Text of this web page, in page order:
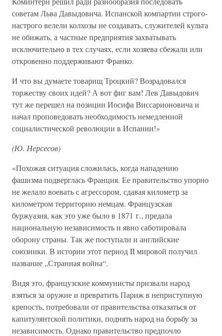
советам Льва Давыдовича. Испанской компартии строго-
настрого велели колхозы не создавать, служителей культа
не обижать, а частные предприятия захватывать
исключительно в тех случаях, если хозяева сбежали или
откровенно поддерживают Франко.
И что вы думаете товарищ Троцкий? Возрадовался
торжеству своих идей? А вот фиг вам! Лев Давыдович
тут же перешел на позиции Иосифа Виссарионовича и
начал проповедовать необходимость немедленной
социалистической революции в Испании!»
(Ю. Нерсесов)
«Похожая ситуация сложилась, когда нападению
фашизма подверглась Франция. Ее правительство упорно
не желало воевать с агрессором, сдавая километр за
километром территорию немцам. Французская
буржуазия, как это уже было в 1871 г., предала
национальную независимость и явно саботировала
оборону страны. Так же поступали и английские
союзники. В истории этот период II мировой получил
название „Странная война“.
Видя это, французские коммунисты призвали народ
взяться за оружие и превратить Париж в неприступную
крепость, потребовали от правительства отказаться от
капитулянтской политики, поднять народ на борьбу за
независимость. Однако правительство предпочло